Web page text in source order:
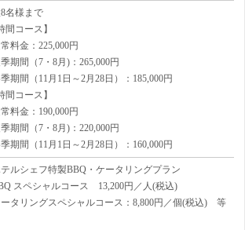
名様まで
間コース】
常料金：225,000円
季期間（7・8月)：265,000円
季期間（11月1日～2月28日）：185,000円
間コース】
常料金：190,000円
季期間（7・8月)：220,000円
季期間（11月1日～2月28日）：160,000円
テルシェフ特製BBQ・ケータリングプラン
スペシャルコース 13,200円／人(税込)
ータリングスペシャルコース：8,800円／個(税込) 等